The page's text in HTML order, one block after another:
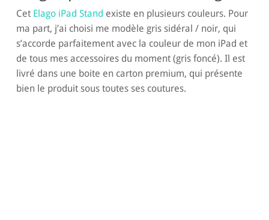
Cet Elago iPad Stand existe en plusieurs couleurs. Pour
ma part, j’ai choisi me modèle gris sidéral / noir, qui
s’accorde parfaitement avec la couleur de mon iPad et
de tous mes accessoires du moment (gris foncé). Il est
livré dans une boite en carton premium, qui présente
bien le produit sous toutes ses coutures.